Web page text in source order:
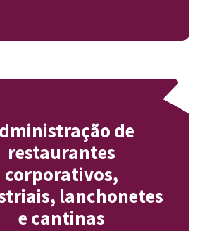
de
restaurantes
corporativos,
lanchonetes
e cantinas